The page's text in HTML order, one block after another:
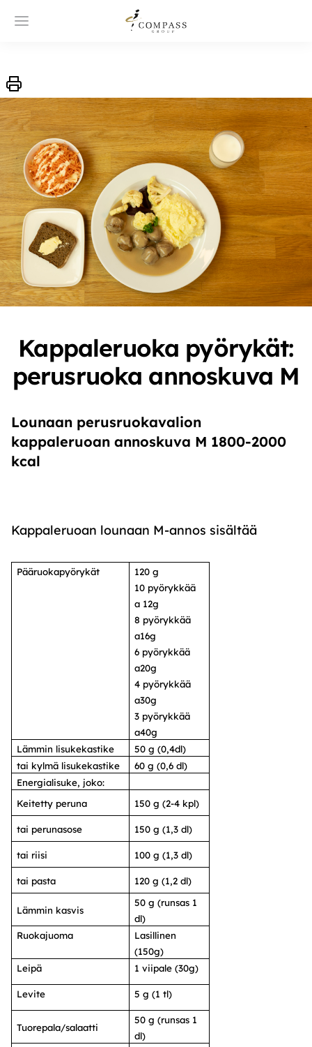
Kappaleruoka pyörykät:
perusruoka annoskuva M
Lounaan perusruokavalion
kappaleruoan annoskuva M 1800-2000
kcal
Kappaleruoan lounaan M-annos sisältää
Pääruokapyörykät
120 g
10 pyörykkää
a 12g
8 pyörykkää
a16g
6 pyörykkää
a20g
4 pyörykkää
a30g
3 pyörykkää
a40g
Lämmin lisukekastike
50 g (0,4dl)
tai kylmä lisukekastike
60 g (0,6 dl)
Energialisuke, joko:
Keitetty peruna
150 g (2-4 kpl)
tai perunasose 150 g (1,3 dl)
tai riisi 100 g (1,3 dl)
tai pasta 120 g (1,2 dl)
Lämmin kasvis
50 g (runsas 1
dl)
Ruokajuoma
Lasillinen
(150g)
Leipä
1 viipale (30g)
Levite 5 g (1 tl)
Tuorepala/salaatti
50 g (runsas 1
dl)